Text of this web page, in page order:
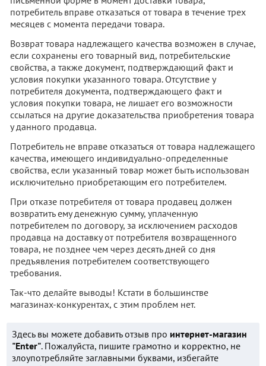
потребитель вправе отказаться от товара в течение трех
месяцев с момента передачи товара.
Возврат товара надлежащего качества возможен в случае,
если сохранены его товарный вид, потребительские
свойства, а также документ, подтверждающий факт и
условия покупки указанного товара. Отсутствие у
потребителя документа, подтверждающего факт и
условия покупки товара, не лишает его возможности
ссылаться на другие доказательства приобретения товара
у данного продавца.
Потребитель не вправе отказаться от товара надлежащего
качества, имеющего индивидуально-определенные
свойства, если указанный товар может быть использован
исключительно приобретающим его потребителем.
При отказе потребителя от товара продавец должен
возвратить ему денежную сумму, уплаченную
потребителем по договору, за исключением расходов
продавца на доставку от потребителя возвращенного
товара, не позднее чем через десять дней со дня
предъявления потребителем соответствующего
требования.
Так-что делайте выводы! Кстати в большинстве
магазинах-конкурентах, с этим проблем нет.
Здесь вы можете добавить отзыв про интернет-магазин
"Enter". Пожалуйста, пишите грамотно и корректно, не
злоупотребляйте заглавными буквами, избегайте